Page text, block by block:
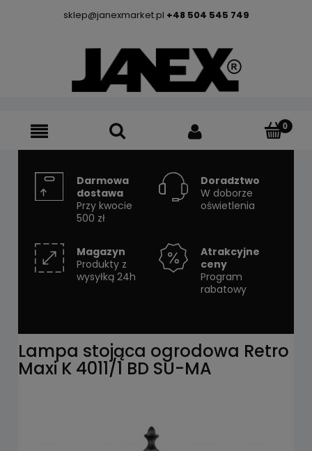
sklep@janexmarket.pl +48 504 545 749
Darmowa
dostawa
Przy kwocie
500 zł
Doradztwo
W doborze
oświetlenia
Magazyn
Produkty z
wysyłką 24h
Atrakcyjne
ceny
Program
rabatowy
Lampa stojąca ogrodowa Retro
Maxi K 4011/1 BD SU-MA